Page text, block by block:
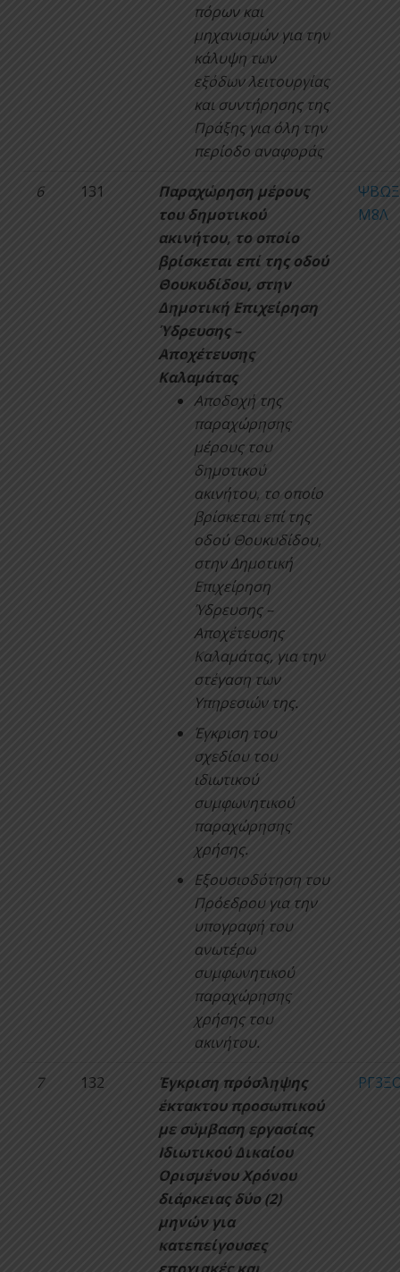
πόρων και
μηχανισμών για την
κάλυψη των
εξόδων λειτουργίας
και συντήρησης της
Πράξης για όλη την
περίοδο αναφοράς
6 131
Παραχώρηση μέρους
του δημοτικού
ακινήτου, το οποίο
βρίσκεται επί της οδού
Θουκυδίδου, στην
Δημοτική Επιχείρηση
Ύδρευσης –
Αποχέτευσης
Καλαμάτας
Αποδοχή της
παραχώρησης
μέρους του
δημοτικού
ακινήτου, το οποίο
βρίσκεται επί της
οδού Θουκυδίδου,
στην Δημοτική
Επιχείρηση
Ύδρευσης –
Αποχέτευσης
Καλαμάτας, για την
στέγαση των
Υπηρεσιών της.
Έγκριση του
σχεδίου του
ιδιωτικού
συμφωνητικού
παραχώρησης
χρήσης.
Εξουσιοδότηση του
Πρόεδρου για την
υπογραφή του
ανωτέρω
συμφωνητικού
παραχώρησης
χρήσης του
ακινήτου.
Μ8Λ
7 132
Έγκριση πρόσληψης
έκτακτου προσωπικού
με σύμβαση εργασίας
Ιδιωτικού Δικαίου
Ορισμένου Χρόνου
διάρκειας δύο (2)
μηνών για
κατεπείγουσες